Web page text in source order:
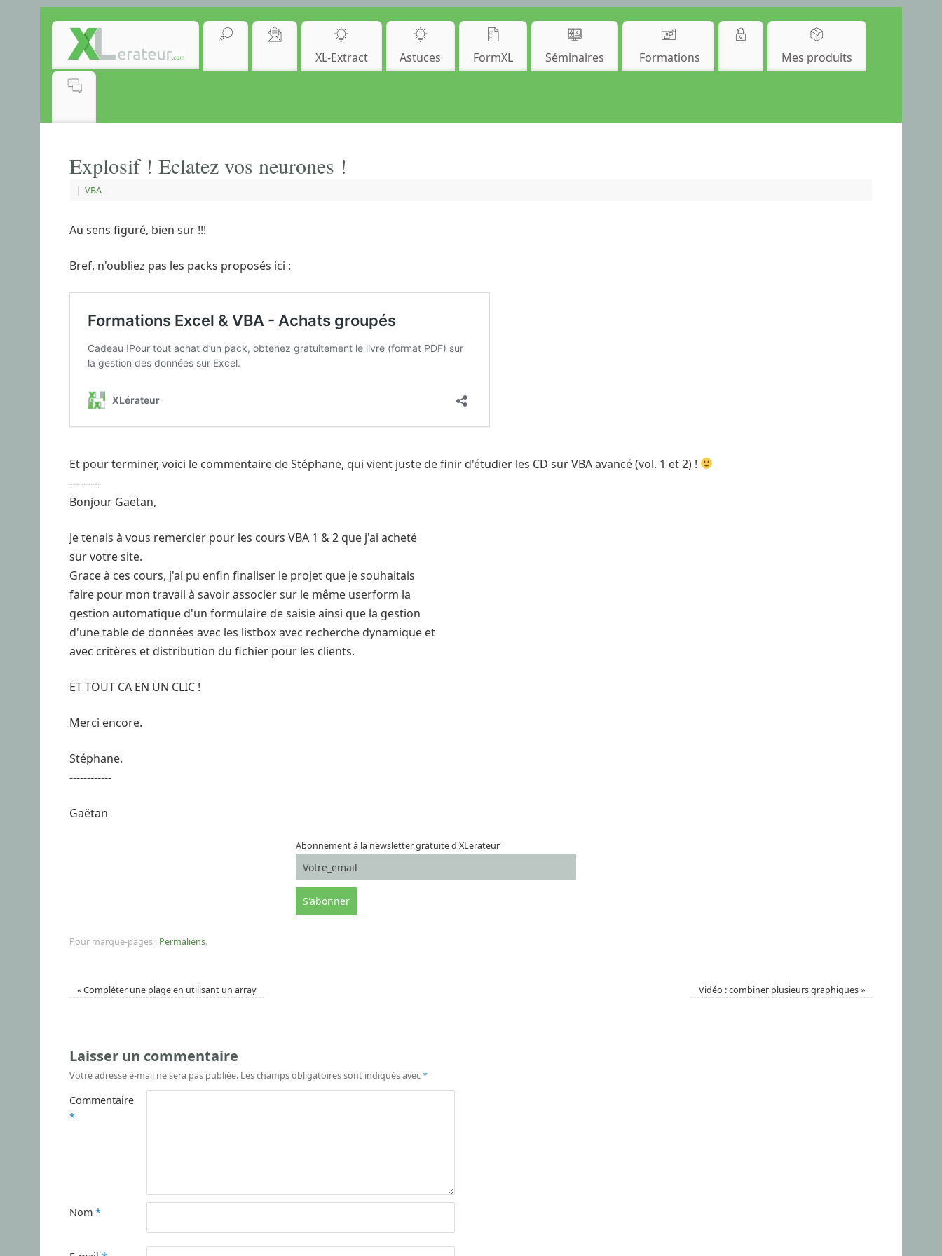
XL-Extract Astuces FormXL Séminaires Formations Mes produits
Explosif ! Eclatez vos neurones !
| VBA
Au sens figuré, bien sur !!!
Bref, n'oubliez pas les packs proposés ici :
Et pour terminer, voici le commentaire de Stéphane, qui vient juste de finir d'étudier les CD sur VBA avancé (vol. 1 et 2) !
---------
Bonjour Gaëtan,
Je tenais à vous remercier pour les cours VBA 1 & 2 que j'ai acheté
sur votre site.
Grace à ces cours, j'ai pu enfin finaliser le projet que je souhaitais
faire pour mon travail à savoir associer sur le même userform la
gestion automatique d'un formulaire de saisie ainsi que la gestion
d'une table de données avec les listbox avec recherche dynamique et
avec critères et distribution du fichier pour les clients.
ET TOUT CA EN UN CLIC !
Merci encore.
Stéphane.
------------
Gaëtan
Abonnement à la newsletter gratuite d'XLerateur
Pour marque-pages : Permaliens.
«Compléter une plage en utilisant un array Vidéo : combiner plusieurs graphiques»
Laisser un commentaire
Votre adresse e-mail ne sera pas publiée. Les champs obligatoires sont indiqués avec*
Commentaire
*
Nom *